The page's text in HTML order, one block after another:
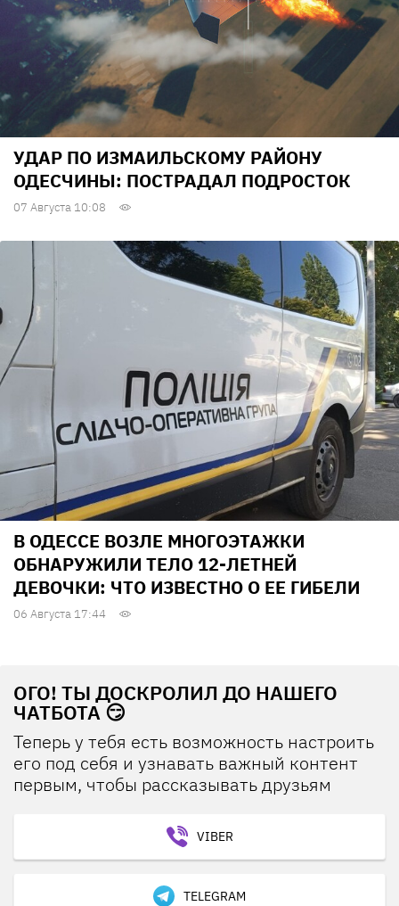
УДАР ПО ИЗМАИЛЬСКОМУ РАЙОНУ
ОДЕСЧИНЫ: ПОСТРАДАЛ ПОДРОСТОК
07 Августа 10:08
В ОДЕССЕ ВОЗЛЕ МНОГОЭТАЖКИ
ОБНАРУЖИЛИ ТЕЛО 12-ЛЕТНЕЙ
ДЕВОЧКИ: ЧТО ИЗВЕСТНО О ЕЕ ГИБЕЛИ
06 Августа 17:44
ОГО! ТЫ ДОСКРОЛИЛ ДО НАШЕГО
ЧАТБОТА 😏
Теперь у тебя есть возможность настроить
его под себя и узнавать важный контент
первым, чтобы рассказывать друзьям
VIBER
TELEGRAM